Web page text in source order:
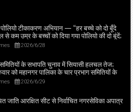
टीकाकरण अभियान — “हर बच्चे को दो बूँदे
से कम उम्र के बच्चों को दिया गया पोलियो की दो बूंदें;
ने पहुंच कर माता-पिता से सहयोग माँगा।
2026/6/28
के सभापति चुनाव में सियासी हलचल तेज;
को महानगर पालिका के चार प्रभाग समितियों के
होंगे।
2026/6/29
जाति आरक्षित सीट से निर्वाचित नगरसेविका अपात्र